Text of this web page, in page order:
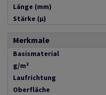
Länge (mm)
Stärke (µ)
Merkmale
Basismaterial
g/m²
Laufrichtung
Oberfläche